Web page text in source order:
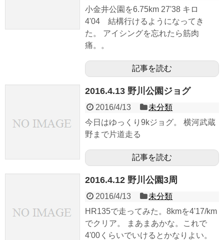
小金井公園を6.75km 27'38 キロ
4'04 結構行けるようになってき
た。 アイシングを忘れたら筋肉
痛。。
記事を読む
2016.4.13 野川公園ジョグ
2016/4/13
未分類
今日はゆっくり9kジョグ。 横河武蔵
野まで片道走る
記事を読む
2016.4.12 野川公園3周
2016/4/13
未分類
HR135で走ってみた。8kmを4'17/km
でクリア。 まあまあかな。これで
4'00くらいでいけるとかなりよい。